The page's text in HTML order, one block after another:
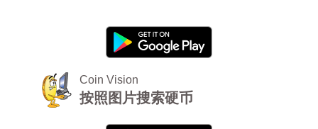
Coin Vision
按照图片搜索硬币